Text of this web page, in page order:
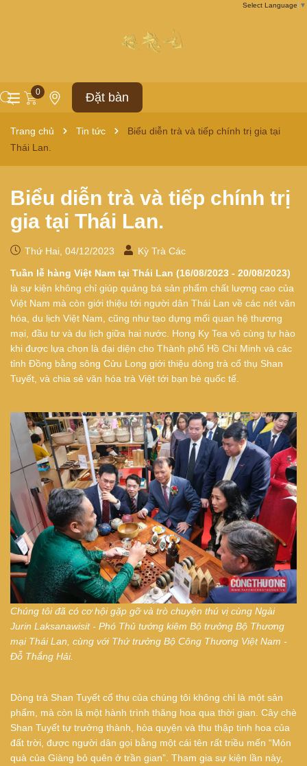
0 Đặt bàn
Select Language ▼
Trang chủ Tin tức
Biểu diễn trà và tiếp chính trị gia tại
Thái Lan.
Biểu diễn trà và tiếp chính trị
gia tại Thái Lan.
Thứ Hai, 04/12/2023
Kỳ Trà Các
Tuần lễ hàng Việt Nam tại Thái Lan (16/08/2023 - 20/08/2023)
là sự kiện không chỉ giúp quảng bá sản phẩm chất lượng cao của
Việt Nam mà còn giới thiệu tới người dân Thái Lan về các nét văn
hóa, du lịch Việt Nam, cũng như tạo dựng mối quan hệ thương
mại, đầu tư và du lịch giữa hai nước. Hong Ky Tea vô cùng tự hào
khi được lựa chọn là đại diện cho Thành phố Hồ Chí Minh và các
tỉnh Đồng bằng sông Cửu Long giới thiệu dòng trà cổ thụ Shan
Tuyết, và chia sẻ văn hóa trà Việt tới bạn bè quốc tế.
Chúng tôi đã có cơ hội gặp gỡ và trò chuyện thú vị cùng Ngài
Jurin Laksanawisit - Phó Thủ tướng kiêm Bộ trưởng Bộ Thương
mại Thái Lan, cùng với Thứ trưởng Bộ Công Thương Việt Nam -
Đỗ Thắng Hải.
Dòng trà Shan Tuyết cổ thụ của chúng tôi không chỉ là một sản
phẩm, mà còn là một hành trình thăng hoa qua thời gian. Cây chè
Shan Tuyết tự trưởng thành, hòa quyện và thu thập tinh hoa của
đất trời, được người dân gọi bằng một cái tên rất triều mến “Món
quà của Giàng bỏ quên ở trần gian”. Tham gia sự kiện lần này,